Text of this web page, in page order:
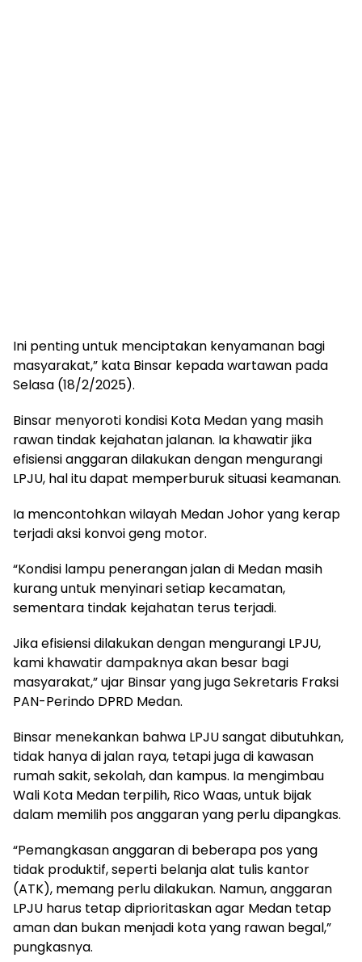
Ini penting untuk menciptakan kenyamanan bagi
masyarakat,” kata Binsar kepada wartawan pada
Selasa (18/2/2025).
Binsar menyoroti kondisi Kota Medan yang masih
rawan tindak kejahatan jalanan. Ia khawatir jika
efisiensi anggaran dilakukan dengan mengurangi
LPJU, hal itu dapat memperburuk situasi keamanan.
Ia mencontohkan wilayah Medan Johor yang kerap
terjadi aksi konvoi geng motor.
“Kondisi lampu penerangan jalan di Medan masih
kurang untuk menyinari setiap kecamatan,
sementara tindak kejahatan terus terjadi.
Jika efisiensi dilakukan dengan mengurangi LPJU,
kami khawatir dampaknya akan besar bagi
masyarakat,” ujar Binsar yang juga Sekretaris Fraksi
PAN-Perindo DPRD Medan.
Binsar menekankan bahwa LPJU sangat dibutuhkan,
tidak hanya di jalan raya, tetapi juga di kawasan
rumah sakit, sekolah, dan kampus. Ia mengimbau
Wali Kota Medan terpilih, Rico Waas, untuk bijak
dalam memilih pos anggaran yang perlu dipangkas.
“Pemangkasan anggaran di beberapa pos yang
tidak produktif, seperti belanja alat tulis kantor
(ATK), memang perlu dilakukan. Namun, anggaran
LPJU harus tetap diprioritaskan agar Medan tetap
aman dan bukan menjadi kota yang rawan begal,”
pungkasnya.